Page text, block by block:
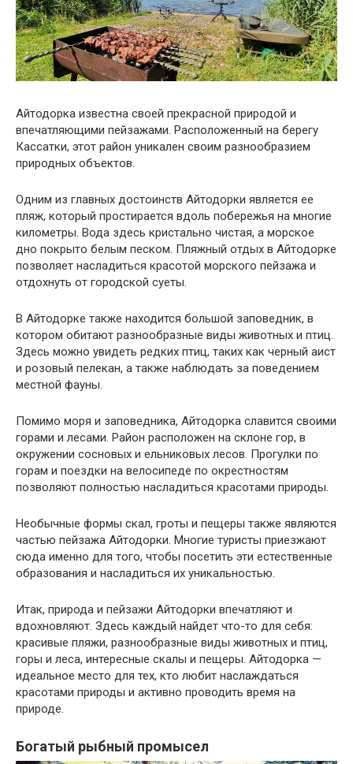
Айтодорка известна своей прекрасной природой и
впечатляющими пейзажами. Расположенный на берегу
Кассатки, этот район уникален своим разнообразием
природных объектов.
Одним из главных достоинств Айтодорки является ее
пляж, который простирается вдоль побережья на многие
километры. Вода здесь кристально чистая, а морское
дно покрыто белым песком. Пляжный отдых в Айтодорке
позволяет насладиться красотой морского пейзажа и
отдохнуть от городской суеты.
В Айтодорке также находится большой заповедник, в
котором обитают разнообразные виды животных и птиц.
Здесь можно увидеть редких птиц, таких как черный аист
и розовый пелекан, а также наблюдать за поведением
местной фауны.
Помимо моря и заповедника, Айтодорка славится своими
горами и лесами. Район расположен на склоне гор, в
окружении сосновых и ельниковых лесов. Прогулки по
горам и поездки на велосипеде по окрестностям
позволяют полностью насладиться красотами природы.
Необычные формы скал, гроты и пещеры также являются
частью пейзажа Айтодорки. Многие туристы приезжают
сюда именно для того, чтобы посетить эти естественные
образования и насладиться их уникальностью.
Итак, природа и пейзажи Айтодорки впечатляют и
вдохновляют. Здесь каждый найдет что-то для себя:
красивые пляжи, разнообразные виды животных и птиц,
горы и леса, интересные скалы и пещеры. Айтодорка —
идеальное место для тех, кто любит наслаждаться
красотами природы и активно проводить время на
природе.
Богатый рыбный промысел